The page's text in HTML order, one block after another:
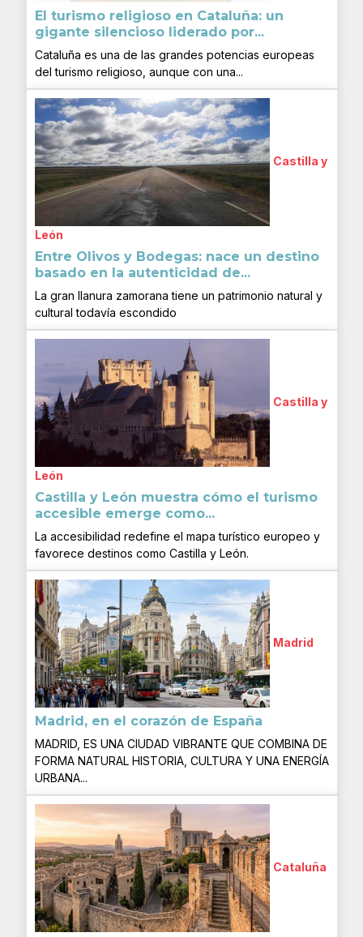
El turismo religioso en Cataluña: un
gigante silencioso liderado por...
Cataluña es una de las grandes potencias europeas
del turismo religioso, aunque con una...
Castilla y
León
Entre Olivos y Bodegas: nace un destino
basado en la autenticidad de...
La gran llanura zamorana tiene un patrimonio natural y
cultural todavía escondido
Castilla y
León
Castilla y León muestra cómo el turismo
accesible emerge como...
La accesibilidad redefine el mapa turístico europeo y
favorece destinos como Castilla y León.
Madrid
Madrid, en el corazón de España
MADRID, ES UNA CIUDAD VIBRANTE QUE COMBINA DE
FORMA NATURAL HISTORIA, CULTURA Y UNA ENERGÍA
URBANA...
Cataluña